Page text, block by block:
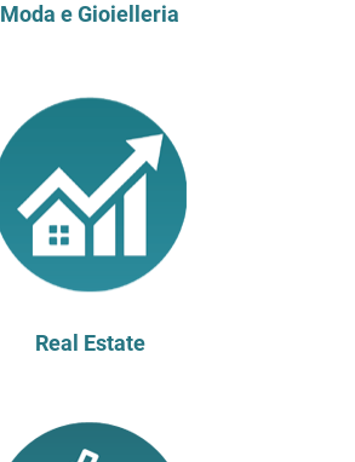
Moda e Gioielleria
Real Estate